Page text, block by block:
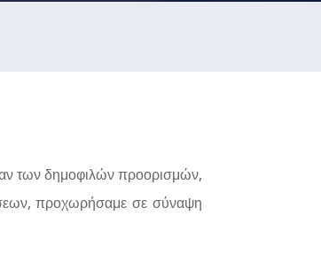
των δημοφιλών προορισμών,
προχωρήσαμε σε σύναψη